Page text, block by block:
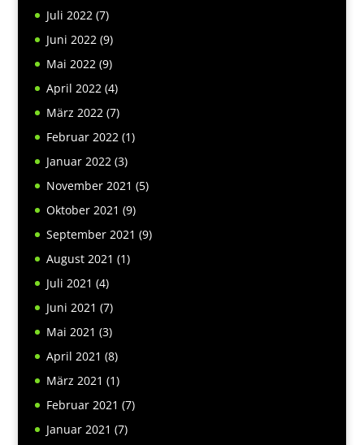
Juli 2022(7)
Juni 2022(9)
Mai 2022(9)
April 2022(4)
März 2022(7)
Februar 2022(1)
Januar 2022(3)
November 2021 (5)
Oktober 2021 (9)
September 2021 (9)
August 2021 (1)
Juli 2021 (4)
Juni 2021 (7)
Mai 2021 (3)
April 2021 (8)
März 2021 (1)
Februar 2021 (7)
Januar 2021 (7)